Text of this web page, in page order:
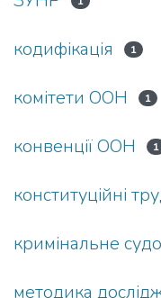
кодифі­кація 1
комітети ООН 1
конвенції ООН 1
конституційні
кримінальне
методика